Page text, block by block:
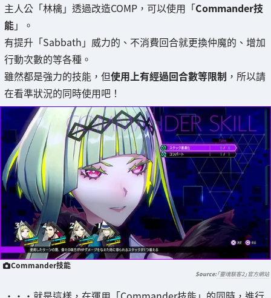
主人公「林檎」透過改造COMP，可以使用「Commander技
能」。
有提升「Sabbath」威力的、不消費回合就更換仲魔的、增加
行動次數的等各種。
雖然都是強力的技能，但使用上有經過回合數等限制 ，所以請
在看準狀況的同時使用吧！
Commander技能
「靈魂駭客2」官方網站